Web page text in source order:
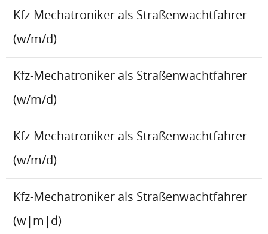
Kfz-Mechatroniker als Straßenwachtfahrer
(w/m/d)
Kfz-Mechatroniker als Straßenwachtfahrer
(w/m/d)
Kfz-Mechatroniker als Straßenwachtfahrer
(w/m/d)
Kfz-Mechatroniker als Straßenwachtfahrer
(w|m|d)